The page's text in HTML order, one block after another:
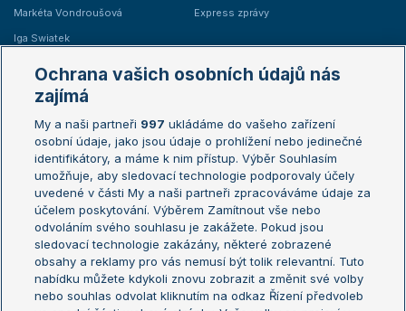
Markéta Vondroušová
Iga Swiatek
Express zprávy
Žebříčky
Žebříček ATP (muži)
Žebříček WTA (ženy)
Sázkařský žebříček
Australian Open
French Open
Wimbledon
US Open
Turnaj mistrů
Turnaj mistryň
Aktualní trendy
Ochrana vašich osobních údajů nás
zajímá
My a naši partneři 997 ukládáme do vašeho zařízení
osobní údaje, jako jsou údaje o prohlížení nebo jedinečné
identifikátory, a máme k nim přístup. Výběr Souhlasím
umožňuje, aby sledovací technologie podporovaly účely
uvedené v části My a naši partneři zpracováváme údaje za
účelem poskytování. Výběrem Zamítnout vše nebo
odvoláním svého souhlasu je zakážete. Pokud jsou
sledovací technologie zakázány, některé zobrazené
obsahy a reklamy pro vás nemusí být tolik relevantní. Tuto
nabídku můžete kdykoli znovu zobrazit a změnit své volby
nebo souhlas odvolat kliknutím na odkaz Řízení předvoleb